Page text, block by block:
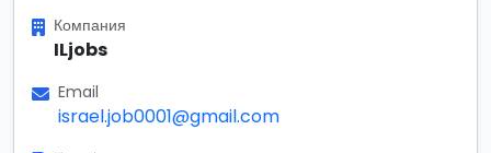
Компания
ILjobs
Email
israel.job0001@gmail.com